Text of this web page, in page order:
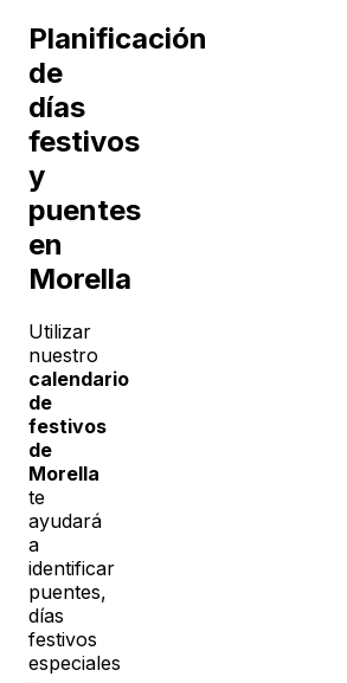
Planificación
de
días
festivos
y
puentes
en
Morella
Utilizar
nuestro
calendario
de
festivos
de
Morella
te
ayudará
a
identificar
puentes,
días
festivos
especiales